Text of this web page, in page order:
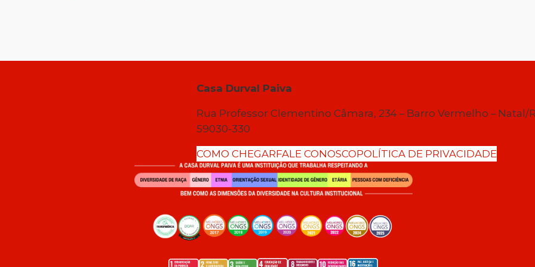
Casa Durval Paiva
Rua Professor Clementino Câmara, 234 – Barro Vermelho – Natal/
59030-330
COMO CHEGARFALE CONOSCOPOLÍTICA DE PRIVACIDADE